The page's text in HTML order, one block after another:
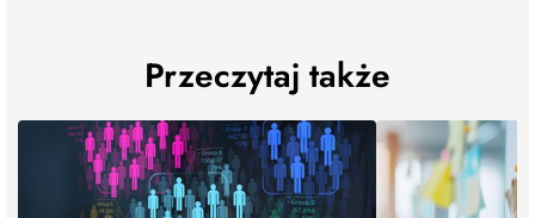
Przeczytaj także